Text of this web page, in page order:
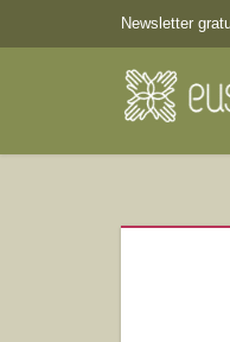
Newsletter